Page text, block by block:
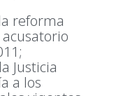
reforma
Justicia
a los